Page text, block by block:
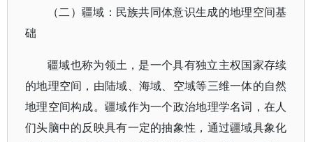
（二）疆域：民族共同体意识生成的地理空间基
础
疆域也称为领土，是一个具有独立主权国家存续
的地理空间，由陆域、海域、空域等三维一体的自然
地理空间构成。疆域作为一个政治地理学名词，在人
们头脑中的反映具有一定的抽象性，通过疆域具象化